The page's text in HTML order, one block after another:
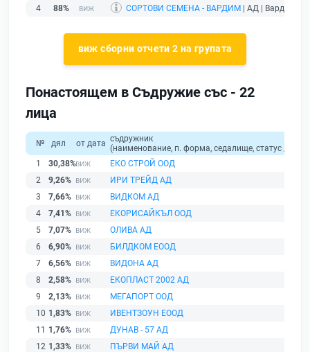
4
88% СОРТОВИ СЕМЕНА - ВАРДИМ | АД | Вардим |
виж сборни отчети 2 на групата
Понастоящем в Съдружие със - 22
лица
№ дял от дата съдружник
(наименование, п. форма, седалище, статус /
1
30,38%
ЕКО СТРОЙ ООД
2
9,26%
ИРИ ТРЕЙД АД
3
7,66%
ВИДКОМ АД
4
7,41%
ЕКОРИСАЙКЪЛ ООД
5
7,07%
ОЛИВА АД
6
6,90%
БИЛДКОМ ЕООД
7
6,56%
ВИДОНА АД
8
2,58%
ЕКОПЛАСТ 2002 АД
9
2,13%
МЕГАПОРТ ООД
10 1,83%
ИВЕНТЗОУН ЕООД
11 1,76%
ДУНАВ - 57 АД
12 1,33%
ПЪРВИ МАЙ АД